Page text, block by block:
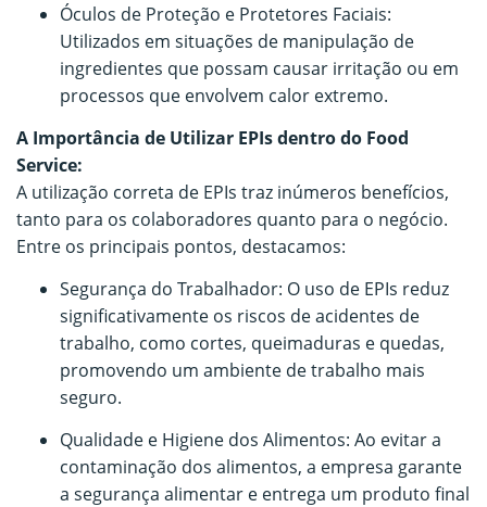
Óculos de Proteção e Protetores Faciais:
Utilizados em situações de manipulação de
ingredientes que possam causar irritação ou em
processos que envolvem calor extremo.
A Importância de Utilizar EPIs dentro do Food
Service:
A utilização correta de EPIs traz inúmeros benefícios,
tanto para os colaboradores quanto para o negócio.
Entre os principais pontos, destacamos:
Segurança do Trabalhador: O uso de EPIs reduz
significativamente os riscos de acidentes de
trabalho, como cortes, queimaduras e quedas,
promovendo um ambiente de trabalho mais
seguro.
Qualidade e Higiene dos Alimentos: Ao evitar a
contaminação dos alimentos, a empresa garante
a segurança alimentar e entrega um produto final